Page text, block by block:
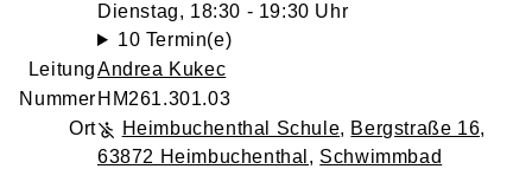
Dienstag, 18:30 - 19:30 Uhr
10 Termin(e)
LeitungAndrea Kukec
Nummer HM261.301.03
Ort
Heimbuchenthal Schule, Bergstraße 16,
63872 Heimbuchenthal , Schwimmbad